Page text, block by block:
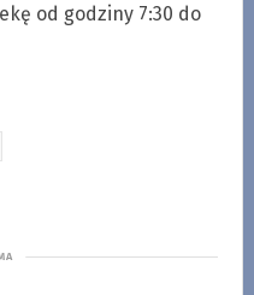
od godziny 7:30 do